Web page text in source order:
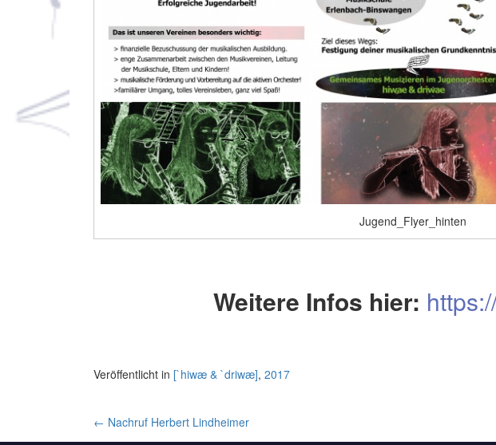
Jugend_Flyer_hinten
Weitere Infos hier:
Veröffentlicht in [`hiwæ & `driwæ], 2017
Artikel-
← Nachruf Herbert Lindheimer